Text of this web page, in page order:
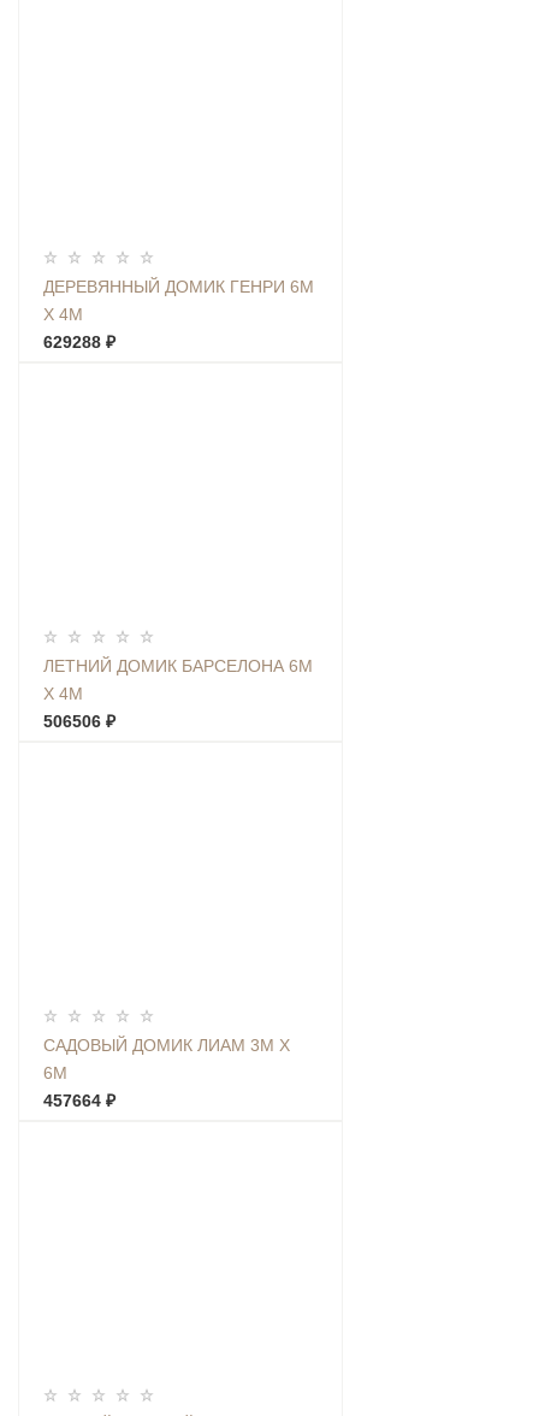
ДЕРЕВЯННЫЙ ДОМИК ГЕНРИ 6М
Х 4М
629288 ₽
ЛЕТНИЙ ДОМИК БАРСЕЛОНА 6М
Х 4М
506506 ₽
САДОВЫЙ ДОМИК ЛИАМ 3М Х
6М
457664 ₽